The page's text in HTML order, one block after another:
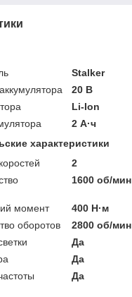
Stalker
20 В
Li-Ion
2 А·ч
характеристики
2
1600 об/мин
момент
400 Н·м
оборотов
2800 об/мин
Да
Да
Да